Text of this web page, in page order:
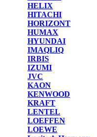
HELIX
HITACHI
HORIZONT
HUMAX
HYUNDAI
IMAQLIQ
IRBIS
IZUMI
JVC
KAON
KENWOOD
KRAFT
LENTEL
LOEFFEN
LOEWE